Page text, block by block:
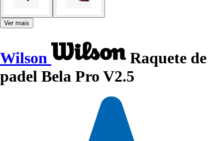
Ver mais
Wilson
Raquete de
padel Bela Pro V2.5